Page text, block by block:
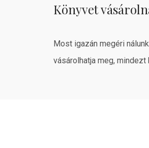
Könyvet
Most igazán megéri
vásárolhatja meg,